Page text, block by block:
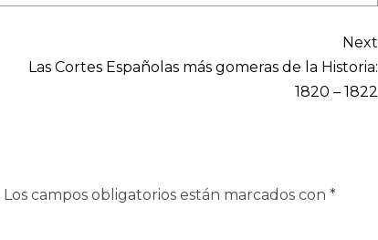
Next
Las Cortes Españolas más gomeras de la Historia:
1820 – 1822
Los campos obligatorios están marcados con *